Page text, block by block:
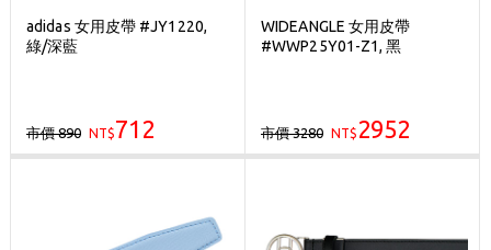
adidas 女用皮帶 #JY1220,
綠/深藍
市價 890 NT$712
WIDEANGLE 女用皮帶
#WWP25Y01-Z1, 黑
市價 3280 NT$ 2952